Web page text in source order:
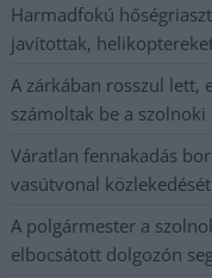
Harmadfokú
javítottak,
A zárkában rosszul
számoltak be a
Váratlan fennakadás
vasútvonal közlekedését
A polgármester a
elbocsátott dolgozón